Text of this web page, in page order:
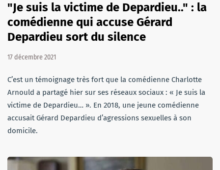
"Je suis la victime de Depardieu.." : la
comédienne qui accuse Gérard
Depardieu sort du silence
17 décembre 2021
C’est un témoignage très fort que la comédienne Charlotte
Arnould a partagé hier sur ses réseaux sociaux : « Je suis la
victime de Depardieu… ». En 2018, une jeune comédienne
accusait Gérard Depardieu d’agressions sexuelles à son
domicile.